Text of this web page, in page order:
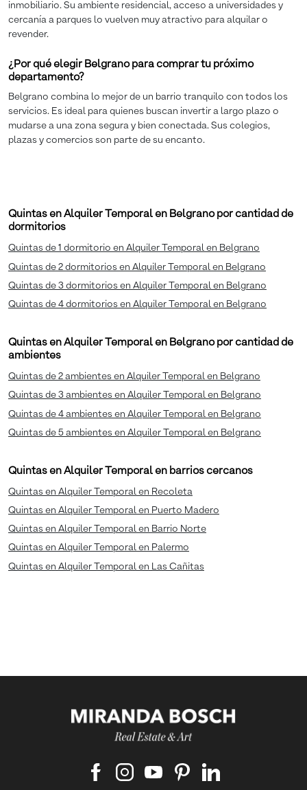
inmobiliario. Su ambiente residencial, acceso a universidades y
cercanía a parques lo vuelven muy atractivo para alquilar o
revender.
¿Por qué elegir Belgrano para comprar tu próximo
departamento?
Belgrano combina lo mejor de un barrio tranquilo con todos los
servicios. Es ideal para quienes buscan invertir a largo plazo o
mudarse a una zona segura y bien conectada. Sus colegios,
plazas y comercios son parte de su encanto.
Quintas en Alquiler Temporal en Belgrano por cantidad de
dormitorios
Quintas de 1 dormitorio en Alquiler Temporal en Belgrano
Quintas de 2 dormitorios en Alquiler Temporal en Belgrano
Quintas de 3 dormitorios en Alquiler Temporal en Belgrano
Quintas de 4 dormitorios en Alquiler Temporal en Belgrano
Quintas en Alquiler Temporal en Belgrano por cantidad de
ambientes
Quintas de 2 ambientes en Alquiler Temporal en Belgrano
Quintas de 3 ambientes en Alquiler Temporal en Belgrano
Quintas de 4 ambientes en Alquiler Temporal en Belgrano
Quintas de 5 ambientes en Alquiler Temporal en Belgrano
Quintas en Alquiler Temporal en barrios cercanos
Quintas en Alquiler Temporal en Recoleta
Quintas en Alquiler Temporal en Puerto Madero
Quintas en Alquiler Temporal en Barrio Norte
Quintas en Alquiler Temporal en Palermo
Quintas en Alquiler Temporal en Las Cañitas